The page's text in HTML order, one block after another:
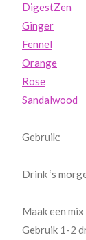
DigestZen
Ginger
Fennel
Orange
Rose
Sandalwood
Gebruik:
Drink ‘s
Maak een
Gebruik 1-2